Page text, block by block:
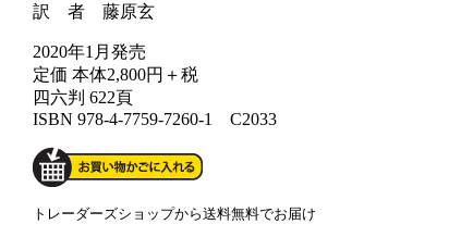
訳 者 藤原玄
2020年1月発売
定価 本体2,800円＋税
四六判 622頁
ISBN 978-4-7759-7260-1 C2033
トレーダーズショップから送料無料でお届け